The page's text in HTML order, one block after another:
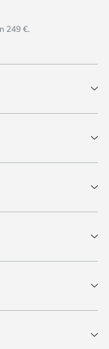
249 €.